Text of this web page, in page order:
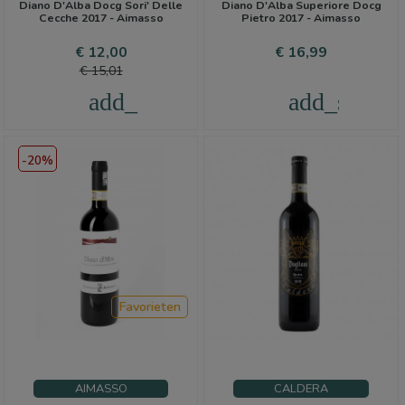
Diano D'Alba Docg Sori' Delle
Cecche 2017 - Aimasso
Prijs
€ 12,00Normale
€ 15,01
add_shopping_cart
Diano D'Alba Superiore Docg
Pietro 2017 - Aimasso
Prijs
€ 16,99
AIMASSO
Favorieten
-20%
CALDERA